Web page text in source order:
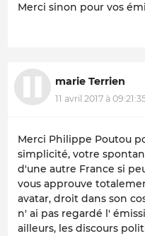
Merci sinon pour vos
marie Terrien
11 avril 2017 à
Merci Philippe Poutou
simplicité, votre
d'une autre France si
vous approuve
avatar, droit dans son
n' ai pas regardé l'
ailleurs, les discours